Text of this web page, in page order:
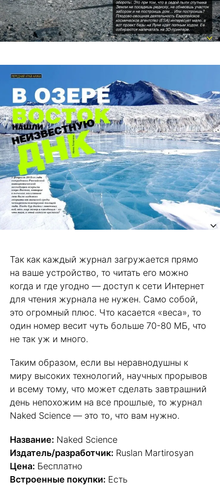
Так как каждый журнал загружается прямо
на ваше устройство, то читать его можно
когда и где угодно — доступ к сети Интернет
для чтения журнала не нужен. Само собой,
это огромный плюс. Что касается «веса», то
один номер весит чуть больше 70-80 МБ, что
не так уж и много.
Таким образом, если вы неравнодушны к
миру высоких технологий, научных прорывов
и всему тому, что может сделать завтрашний
день непохожим на все прошлые, то журнал
Naked Science — это то, что вам нужно.
Название: Naked Science
Издатель/разработчик: Ruslan Martirosyan
Цена: Бесплатно
Встроенные покупки: Есть